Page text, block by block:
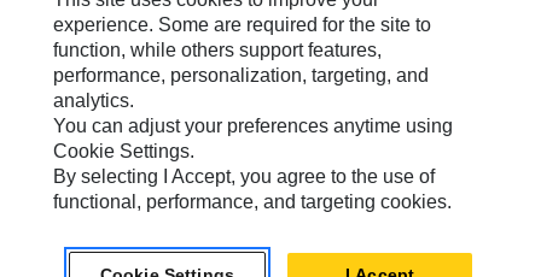
خريطة الموقع
Cookie Settings
SA-Arabic© 2026 Caterpillar. كل الحقوق محفوظة
experience. Some are required for the site to
function, while others support features,
performance, personalization, targeting, and
analytics.
You can adjust your preferences anytime using
Cookie Settings.
By selecting I Accept, you agree to the use of
functional, performance, and targeting cookies.